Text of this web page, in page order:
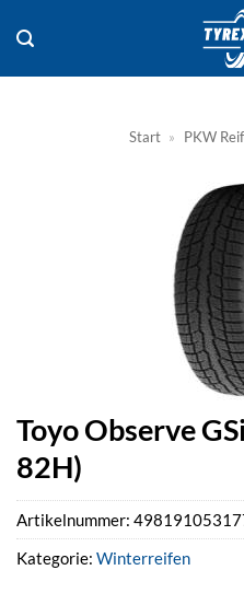
Inhalt
springen
Start » PKW
Toyo Observe
82H)
Artikelnummer:
Kategorie: Winterreifen